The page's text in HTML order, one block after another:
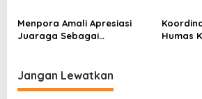
Berjalan dengan Baik
Menpora Amali Apresiasi
Juaraga Sebagai
Dunia U-20
Humas
Jangan Lewatkan